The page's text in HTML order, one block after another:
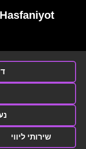
Hasfaniyot
שירותי ליווי